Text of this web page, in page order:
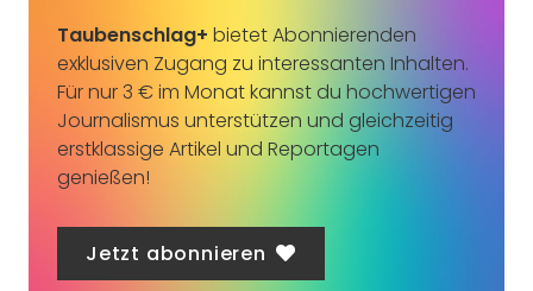
Taubenschlag+ bietet Abonnierenden
exklusiven Zugang zu interessanten Inhalten.
Für nur 3 € im Monat kannst du hochwertigen
Journalismus unterstützen und gleichzeitig
erstklassige Artikel und Reportagen
genießen!
Jetzt abonnieren